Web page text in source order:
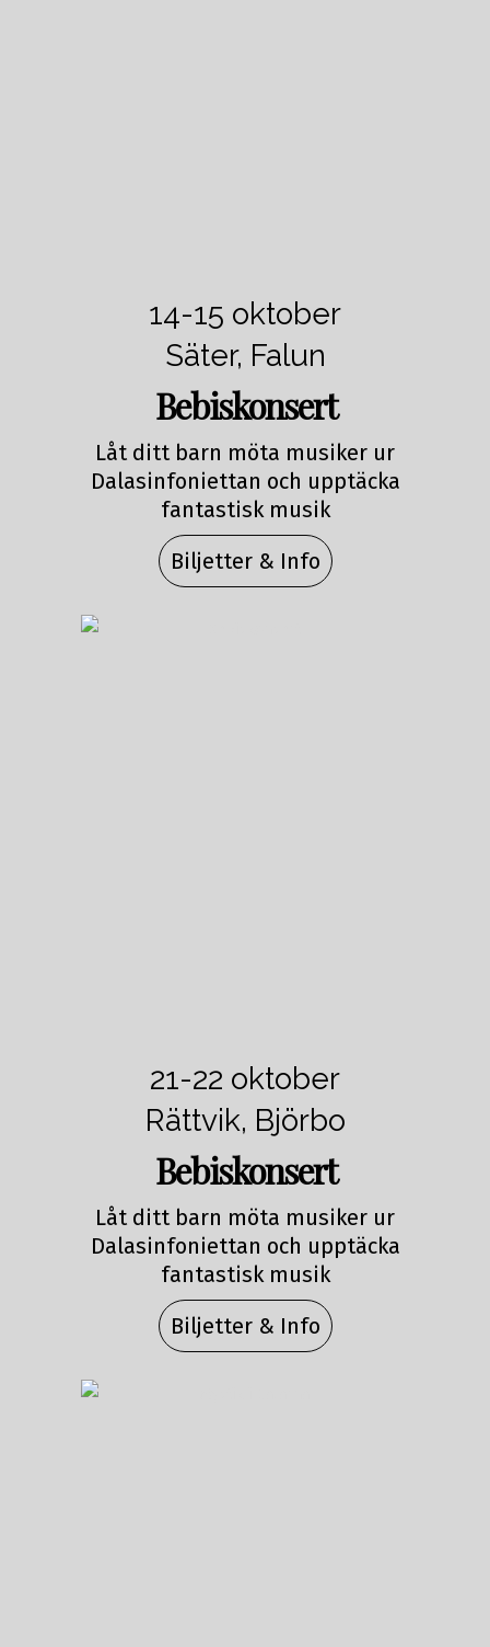
14-15 oktober
Säter, Falun
Bebiskonsert
Låt ditt barn möta musiker ur
Dalasinfoniettan och upptäcka
fantastisk musik
Biljetter & Info
21-22 oktober
Rättvik, Björbo
Bebiskonsert
Låt ditt barn möta musiker ur
Dalasinfoniettan och upptäcka
fantastisk musik
Biljetter & Info